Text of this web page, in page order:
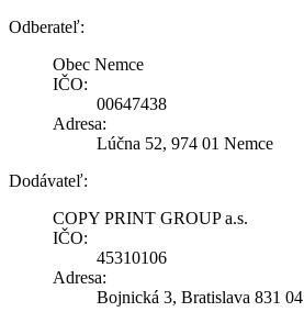
Odberateľ:
Obec Nemce
IČO:
00647438
Adresa:
Lúčna 52, 974 01 Nemce
Dodávateľ:
COPY PRINT GROUP a.s.
IČO:
45310106
Adresa:
Bojnická 3, Bratislava 831 04